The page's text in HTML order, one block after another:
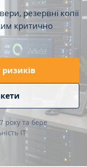
резервні копії
критично
року та бере
IT.